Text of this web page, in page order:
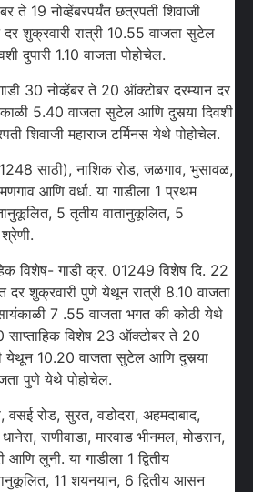
ते 19 नोव्हेंबरपर्यंत छत्रपती शिवाजी
दर शुक्रवारी रात्री 10.55 वाजता सुटेल
दुपारी 1.10 वाजता पोहोचेल.
30 नोव्हेंबर ते 20 ऑक्टोबर दरम्यान दर
5.40 वाजता सुटेल आणि दुसर्‍या दिवशी
शिवाजी महाराज टर्मिनस येथे पोहोचेल.
साठी), नाशिक रोड, जळगाव, भुसावळ,
आणि वर्धा. या गाडीला 1 प्रथम
5 तृतीय वातानुकूलित, 5
विशेष- गाडी क्र. 01249 विशेष दि. 22
दर शुक्रवारी पुणे येथून रात्री 8.10 वाजता
7 .55 वाजता भगत की कोठी येथे
साप्ताहिक विशेष 23 ऑक्टोबर ते 20
येथून 10.20 वाजता सुटेल आणि दुसर्‍या
पुणे येथे पोहोचेल.
वसई रोड, सुरत, वडोदरा, अहमदाबाद,
राणीवाडा, मारवाड भीनमल, मोडरान,
लुनी. या गाडीला 1 द्वितीय
11 शयनयान, 6 द्वितीय आसन